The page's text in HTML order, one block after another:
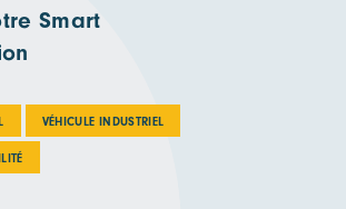
Smart
VÉHICULE INDUSTRIEL